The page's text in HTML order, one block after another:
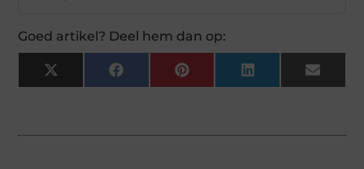
Goed artikel? Deel hem dan op:
X
(Twitter)
FacebookPinterestLinkedInEmail